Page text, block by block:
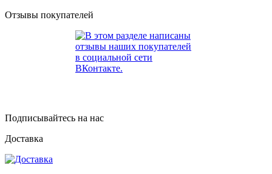
Отзывы покупателей
Подписывайтесь на нас
Доставка